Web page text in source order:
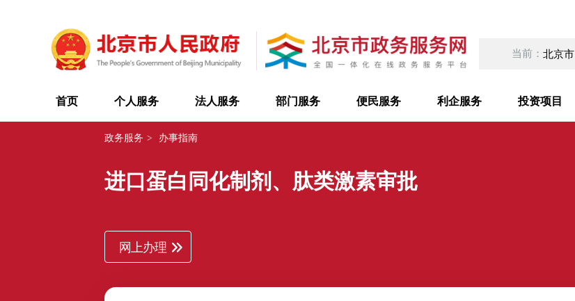
当前： 北京市
首页 个人服务 法人服务 部门服务 便民服务 利企服务 投资项目
政务服务 > 办事指南
进口蛋白同化制剂、肽类激素审批
网上办理